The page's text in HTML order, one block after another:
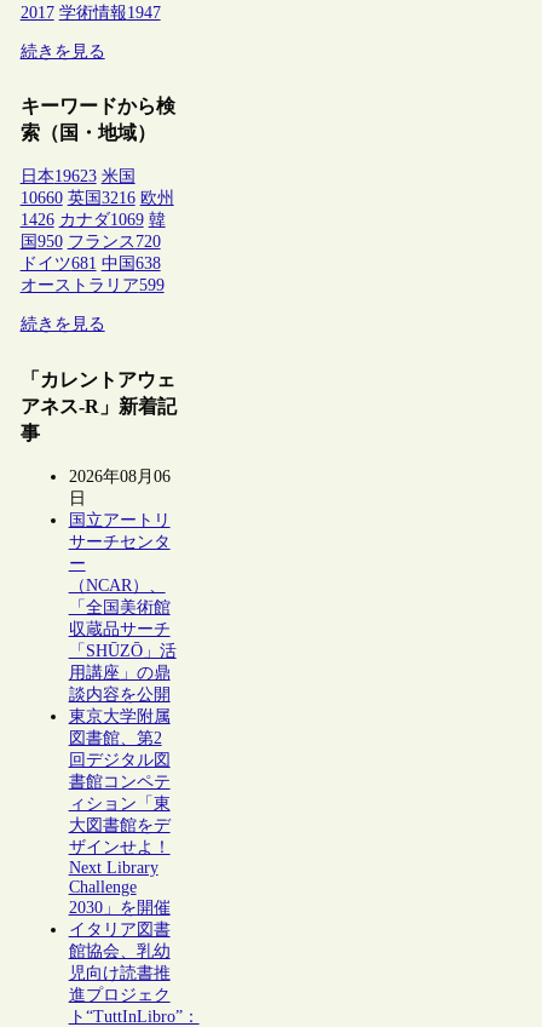
2017 学術情報1947
続きを見る
キーワードから検
索（国・地域）
日本19623 米国
10660 英国 3216 欧州
1426 カナダ1069 韓
国 950 フランス 720
ドイツ681 中国 638
オーストラリア599
続きを見る
「カレントアウェ
アネス-R」新着記
事
2026年08月06
日
国立アートリ
サーチセンタ
ー
（NCAR）、
「全国美術館
収蔵品サーチ
「SHŪZŌ」活
用講座」の鼎
談内容を公開
東京大学附属
図書館、第2
回デジタル図
書館コンペテ
ィション「東
大図書館をデ
ザインせよ！
Next Library
Challenge
2030」を開催
イタリア図書
館協会、乳幼
児向け読書推
進プロジェク
ト“TuttInLibro”：